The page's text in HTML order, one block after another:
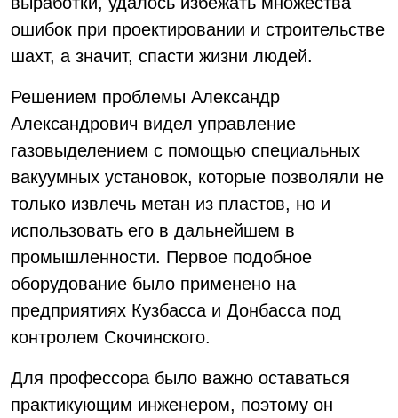
ошибок при проектировании и строительстве
шахт, а значит, спасти жизни людей.
Решением проблемы Александр
Александрович видел управление
газовыделением с помощью специальных
вакуумных установок, которые позволяли не
только извлечь метан из пластов, но и
использовать его в дальнейшем в
промышленности. Первое подобное
оборудование было применено на
предприятиях Кузбасса и Донбасса под
контролем Скочинского.
Для профессора было важно оставаться
практикующим инженером, поэтому он